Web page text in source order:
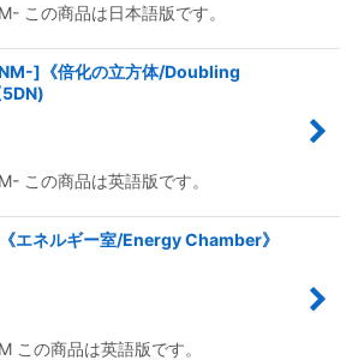
この商品は日本語版です。
]《倍化の立方体/Doubling
この商品は英語版です。
エネルギー室/Energy Chamber》
この商品は英語版です。